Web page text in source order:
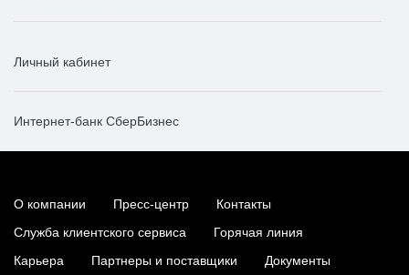
Личный кабинет
Интернет-банк СберБизнес
О компании Пресс-центр
Контакты
Служба клиентского сервиса
Горячая линия
Карьера
Партнеры и поставщики
Документы